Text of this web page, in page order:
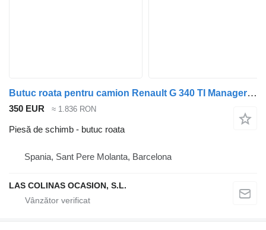
Butuc roata pentru camion Renault G 340 TI Manager /Maxter E1/E2
350 EUR ≈ 1.836 RON
Piesă de schimb - butuc roata
Spania, Sant Pere Molanta, Barcelona
LAS COLINAS OCASION, S.L.